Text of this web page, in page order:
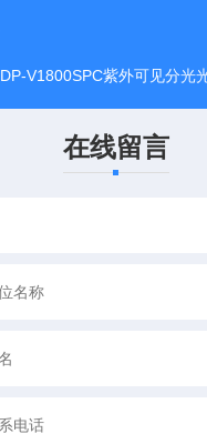
DP-V1800SPC紫外可见分光
在线留言